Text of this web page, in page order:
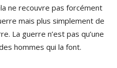
ne recouvre pas forcément
mais plus simplement de
La guerre n’est pas qu’une
hommes qui la font.